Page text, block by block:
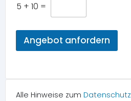
5 + 10 =
Angebot anfordern
Alle Hinweise zum Datenschutz